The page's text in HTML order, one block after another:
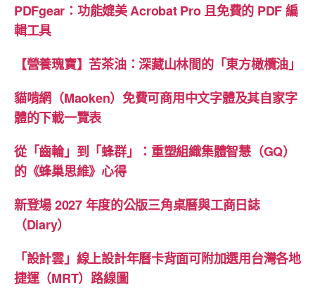
PDFgear：功能媲美 Acrobat Pro 且免費的 PDF 編
輯工具
【營養瑰寶】苦茶油：深藏山林間的「東方橄欖油」
貓啃網（Maoken）免費可商用中文字體及其自家字
體的下載一覽表
從「齒輪」到「蜂群」：重塑組織集體智慧（GQ）
的《蜂巢思維》心得
新登場 2027 年度的公版三角桌曆與工商日誌
（Diary）
「設計雲」線上設計年曆卡背面可附加選用台灣各地
捷運（MRT）路線圖